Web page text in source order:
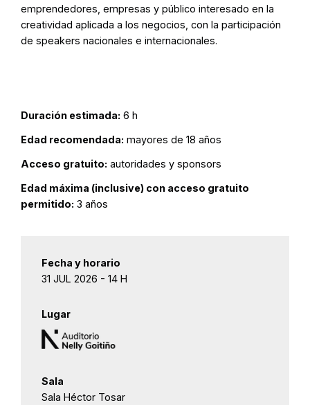
emprendedores, empresas y público interesado en la
creatividad aplicada a los negocios, con la participación
de speakers nacionales e internacionales.
Duración estimada: 6 h
Edad recomendada: mayores de 18 años
Acceso gratuito: autoridades y sponsors
Edad máxima (inclusive) con acceso gratuito
permitido: 3 años
Fecha y horario
31 JUL 2026 - 14 H
Lugar
Sala
Sala Héctor Tosar